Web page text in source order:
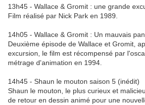
13h45 - Wallace & Gromit : une grande
Film réalisé par Nick Park en 1989.
14h05 - Wallace & Gromit : Un mauvais
Deuxième épisode de Wallace et Gromit,
excursion, le film est récompensé par
métrage d'animation en 1994.
14h45 - Shaun le mouton saison 5 (inédit)
Shaun le mouton, le plus curieux et
de retour en dessin animé pour une